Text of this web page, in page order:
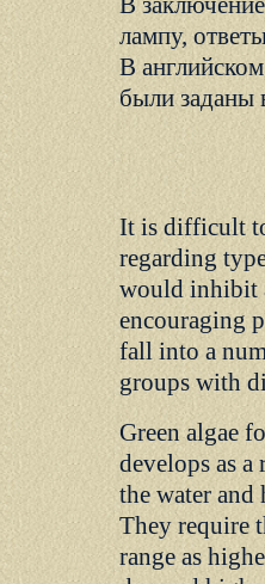
лампу,
В
были заданы
It is difficult
regarding
would inhibit
encouraging
fall into a
groups with
Green algae
develops as
the water
They require
range as